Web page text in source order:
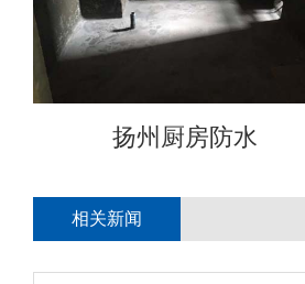
扬州厨房防水
相关新闻